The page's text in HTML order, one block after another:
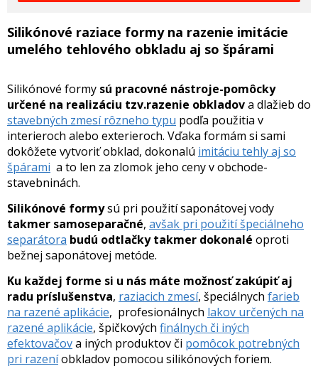
Silikónové raziace formy na razenie imitácie
umelého tehlového obkladu aj so špárami
Silikónové formy sú pracovné nástroje-pomôcky
určené na realizáciu tzv.razenie obkladova dlažieb do
stavebných zmesí rôzneho typu podľa použitia v
interieroch alebo exterieroch. Vďaka formám si sami
dokôžete vytvoriť obklad, dokonalú imitáciu tehly aj so
špárami a to len za zlomok jeho ceny v obchode-
stavebninách.
Silikónové formysú pri použití saponátovej vody
takmer samoseparačné, avšak pri použití špeciálneho
separátora budú odtlačky takmer dokonalé oproti
bežnej saponátovej metóde.
Ku každej forme si u nás máte možnosť zakúpiť aj
radu príslušenstva, raziacich zmesí, špeciálnych farieb
na razené aplikácie, profesionálnych lakov určených na
razené aplikácie, špičkových finálnych či iných
efektovačova iných produktov či pomôcok potrebných
pri razeníobkladov pomocou silikónových foriem.